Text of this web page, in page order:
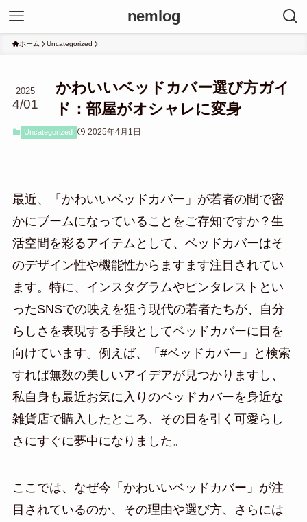
nemlog
ホーム Uncategorized
かわいいベッドカバー選び方ガイ
ド：部屋がオシャレに変身
2025
4/01
Uncategorized 2025年4月1日
最近、「かわいいベッドカバー」が若者の間で密
かにブームになっていることをご存知ですか？生
活空間を彩るアイテムとして、ベッドカバーはそ
のデザイン性や機能性からますます注目されてい
ます。特に、インスタグラムやピンタレストとい
ったSNSでの映えを狙う現代の若者たちが、自分
らしさを表現する手段としてベッドカバーに目を
向けています。例えば、「#ベッドカバー」と検索
すれば無数の美しいアイデアが見つかりますし、
私自身も最近お気に入りのベッドカバーを身近な
雑貨店で購入したところ、その目を引く可愛らし
さにすぐに夢中になりました。
ここでは、なぜ今「かわいいベッドカバー」が注
目されているのか、その理由や選び方、さらには